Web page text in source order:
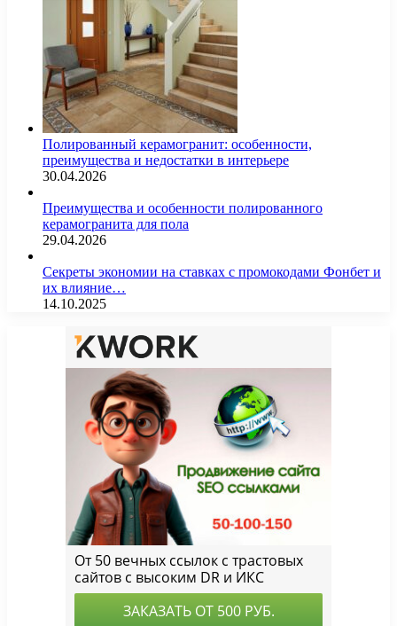
Полированный керамогранит: особенности,
преимущества и недостатки в интерьере
30.04.2026
Преимущества и особенности полированного
керамогранита для пола
29.04.2026
Секреты экономии на ставках с промокодами Фонбет и
их влияние…
14.10.2025